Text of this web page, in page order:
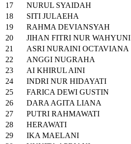
17
NURUL SYAIDAH
18
SITI JULAEHA
19
RAHMA DEVIANSYAH
20
JIHAN FITRI NUR WAHYUNI
21
ASRI NURAINI OCTAVIANA
22
ANGGI NUGRAHA
23
AI KHIRUL AINI
24
INDRI NUR HIDAYATI
25
FARICA DEWI GUSTIN
26
DARA AGITA LIANA
27
PUTRI RAHMAWATI
28
HERAWATI
29
IKA MAELANI